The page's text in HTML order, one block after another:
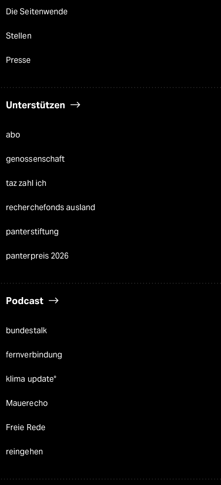
Die Seitenwende
Stellen
Presse
Unterstützen
abo
genossenschaft
taz zahl ich
recherchefonds ausland
panterstiftung
panterpreis 2026
Podcast
bundestalk
fernverbindung
klima update°
Mauerecho
Freie Rede
reingehen